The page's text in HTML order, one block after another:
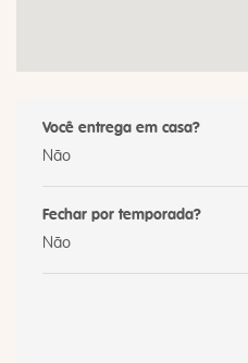
Você entrega em casa?
Não
Fechar por temporada?
Não